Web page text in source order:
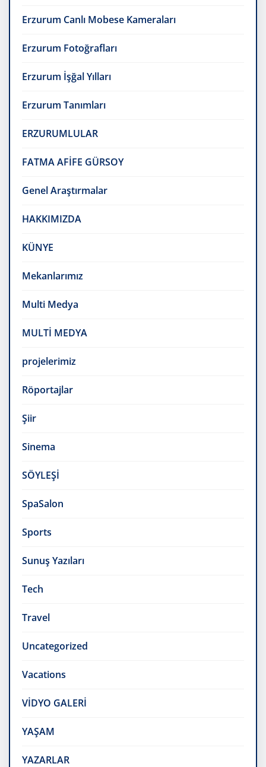
Erzurum Canlı Mobese Kameraları
Erzurum Fotoğrafları
Erzurum İşğal Yılları
Erzurum Tanımları
ERZURUMLULAR
FATMA AFİFE GÜRSOY
Genel Araştırmalar
HAKKIMIZDA
KÜNYE
Mekanlarımız
Multi Medya
MULTİ MEDYA
projelerimiz
Röportajlar
Şiir
Sinema
SÖYLEŞİ
SpaSalon
Sports
Sunuş Yazıları
Tech
Travel
Uncategorized
Vacations
VİDYO GALERİ
YAŞAM
YAZARLAR